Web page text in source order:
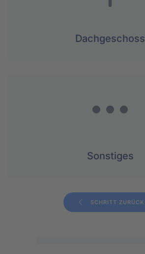
Dachgeschoss
Sonstiges
SCHRITT ZURÜCK